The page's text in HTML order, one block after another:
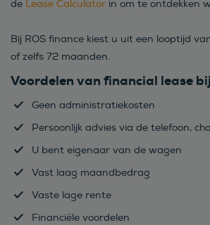
de Lease Calculator in om te ontdekken
Bij ROS finance kiest u uit een looptijd
of zelfs 72 maanden.
Voordelen van financial lease
Geen administratiekosten
Persoonlijk advies via de telefoon,
U bent eigenaar van de wagen
Vast laag maandbedrag
Vaste lage rente
Financiële voordelen